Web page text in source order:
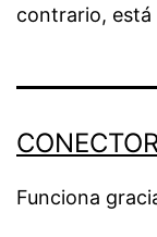
contrario, está
Funciona